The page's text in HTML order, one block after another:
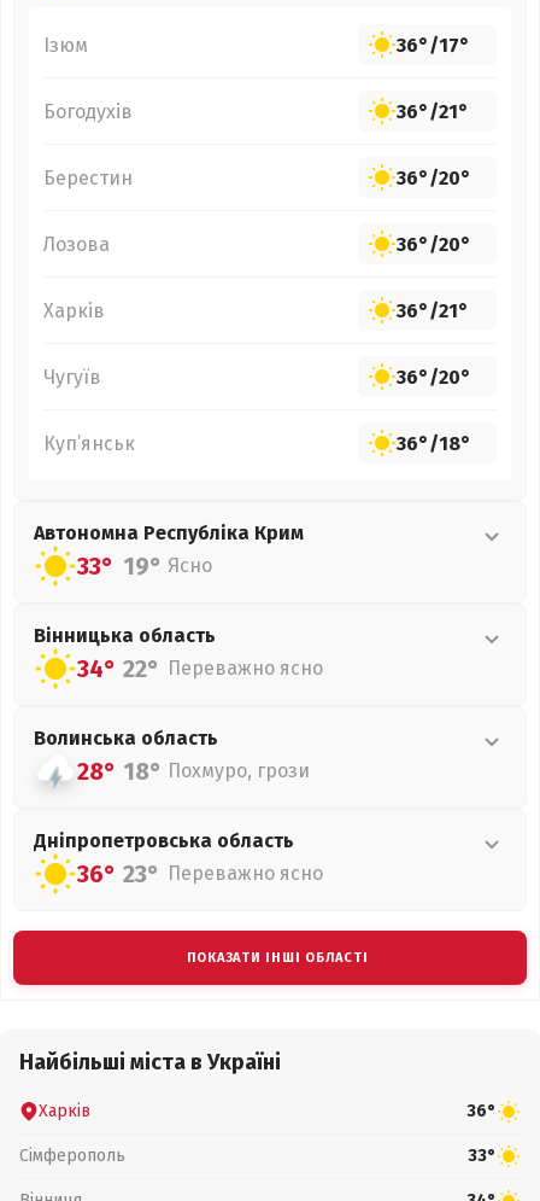
Ізюм 36°/17°
Богодухів 36°/21°
Берестин 36°/20°
Лозова 36°/20°
Харків 36°/21°
Чугуїв 36°/20°
Куп’янськ 36°/18°
Автономна Республіка Крим
33° 19° Ясно
Вінницька область
34° 22° Переважно ясно
Волинська область
28° 18° Похмуро, грози
Дніпропетровська область
36° 23° Переважно ясно
ПОКАЗАТИ ІНШІ ОБЛАСТІ
Найбільші міста в Україні
Харків 36°
Сімферополь 33°